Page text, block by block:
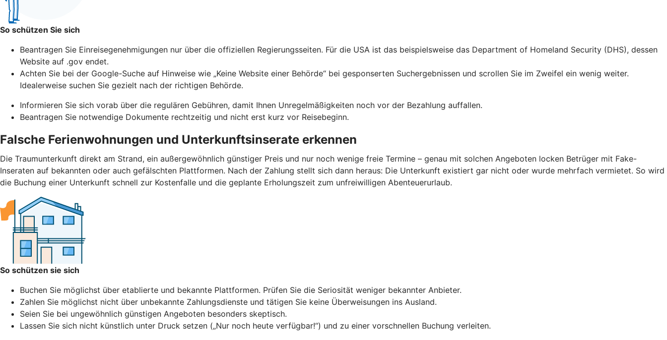
So schützen Sie sich
Beantragen Sie Einreisegenehmigungen nur über die offiziellen Regierungsseiten. Für die USA ist das beispielsweise das Department of Homeland Security (DHS), dessen
Website auf .gov endet.
Achten Sie bei der Google-Suche auf Hinweise wie „Keine Website einer Behörde“ bei gesponserten Suchergebnissen und scrollen Sie im Zweifel ein wenig weiter.
Idealerweise suchen Sie gezielt nach der richtigen Behörde.
Informieren Sie sich vorab über die regulären Gebühren, damit Ihnen Unregelmäßigkeiten noch vor der Bezahlung auffallen.
Beantragen Sie notwendige Dokumente rechtzeitig und nicht erst kurz vor Reisebeginn.
Falsche Ferienwohnungen und Unterkunftsinserate erkennen
Die Traumunterkunft direkt am Strand, ein außergewöhnlich günstiger Preis und nur noch wenige freie Termine – genau mit solchen Angeboten locken Betrüger mit Fake-
Inseraten auf bekannten oder auch gefälschten Plattformen. Nach der Zahlung stellt sich dann heraus: Die Unterkunft existiert gar nicht oder wurde mehrfach vermietet. So wird
die Buchung einer Unterkunft schnell zur Kostenfalle und die geplante Erholungszeit zum unfreiwilligen Abenteuerurlaub.
So schützen sie sich
Buchen Sie möglichst über etablierte und bekannte Plattformen. Prüfen Sie die Seriosität weniger bekannter Anbieter.
Zahlen Sie möglichst nicht über unbekannte Zahlungsdienste und tätigen Sie keine Überweisungen ins Ausland.
Seien Sie bei ungewöhnlich günstigen Angeboten besonders skeptisch.
Lassen Sie sich nicht künstlich unter Druck setzen („Nur noch heute verfügbar!“) und zu einer vorschnellen Buchung verleiten.